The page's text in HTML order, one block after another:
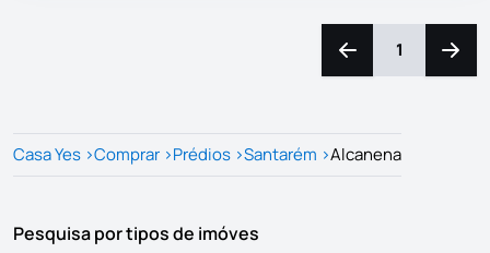
Navegação para a
1
Casa Yes >Comprar >Prédios >Santarém >Alcanena
Pesquisa por tipos de imóves